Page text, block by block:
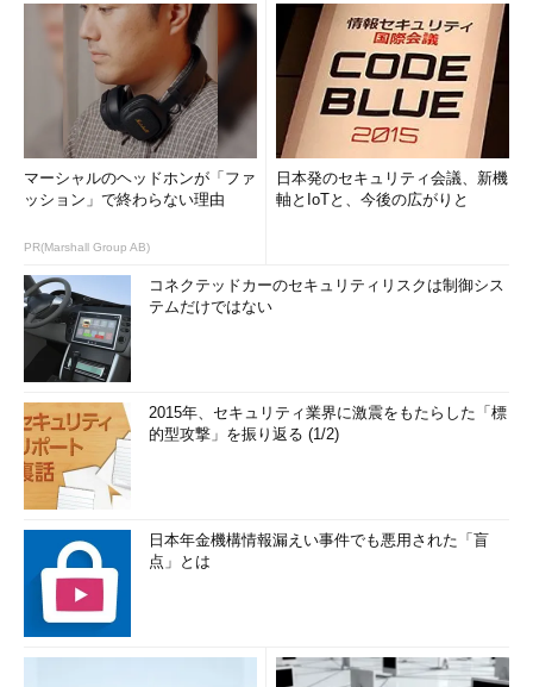
マーシャルのヘッドホンが「ファ
ッション」で終わらない理由
PR(Marshall Group AB)
日本発のセキュリティ会議、新機
軸とIoTと、今後の広がりと
コネクテッドカーのセキュリティリスクは制御シス
テムだけではない
2015年、セキュリティ業界に激震をもたらした「標
的型攻撃」を振り返る (1/2)
日本年金機構情報漏えい事件でも悪用された「盲
点」とは